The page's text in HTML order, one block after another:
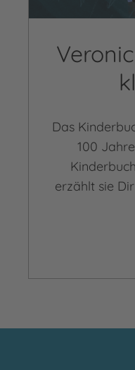
Das
100
erzählt sie